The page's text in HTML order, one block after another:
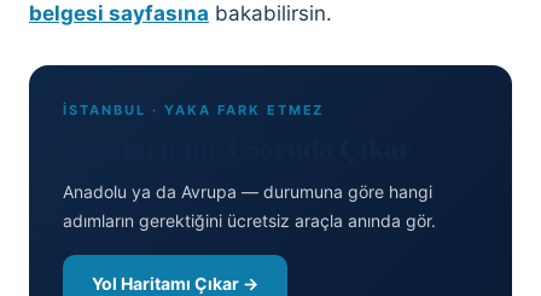
belgesi sayfasına bakabilirsin.
İSTANBUL · YAKA FARK ETMEZ
Anadolu ya da Avrupa — durumuna göre hangi
adımların gerektiğini ücretsiz araçla anında gör.
Yol Haritamı Çıkar →